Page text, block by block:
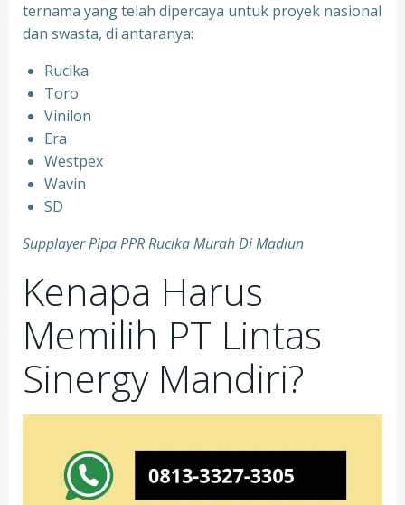
ternama yang telah dipercaya untuk proyek nasional
dan swasta, di antaranya:
Rucika
⁠Toro
⁠Vinilon
⁠Era
⁠Westpex
⁠Wavin
⁠SD
Supplayer Pipa PPR Rucika Murah Di Madiun
Kenapa Harus
Memilih PT Lintas
Sinergy Mandiri?